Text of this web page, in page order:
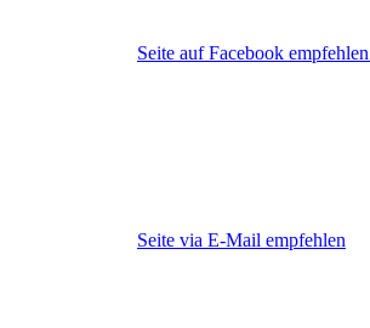
Seite auf Facebook empfehlen
Seite via E-Mail empfehlen